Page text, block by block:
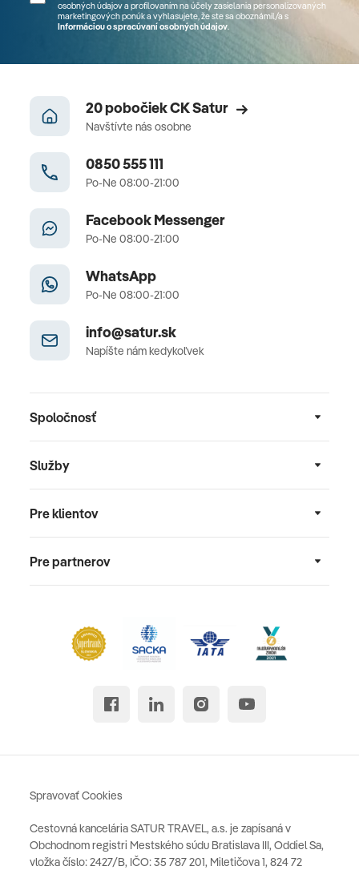
osobných údajov a profilovaním na účely zasielania personalizovaných
marketingových ponúk a vyhlasujete, že ste sa oboznámil/a s
Informáciou o spracúvaní osobných údajov.
20 pobočiek CK Satur
Navštívte nás osobne
0850 555 111
Po-Ne 08:00-21:00
Facebook Messenger
Po-Ne 08:00-21:00
WhatsApp
Po-Ne 08:00-21:00
info@satur.sk
Napíšte nám kedykoľvek
Spoločnosť
Služby
Pre klientov
Pre partnerov
Cestovná kancelária SATUR TRAVEL, a.s. je zapísaná v
Obchodnom registri Mestského súdu Bratislava III, Oddiel Sa,
vložka číslo: 2427/B, IČO: 35 787 201, Miletičova 1, 824 72
Spravovať Cookies